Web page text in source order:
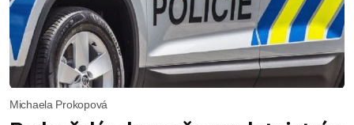
Michaela Prokopová